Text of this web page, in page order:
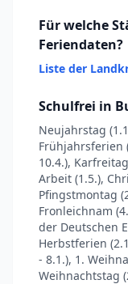
Für welche
Feriendaten?
Liste der
Schulfrei in
Neujahrstag
Frühjahrsferien
10.4.),
Arbeit (1.5.),
Pfingstmontag
Fronleichnam
der Deutschen
Herbstferien
- 8.1.), 1.
Weihnachtstag